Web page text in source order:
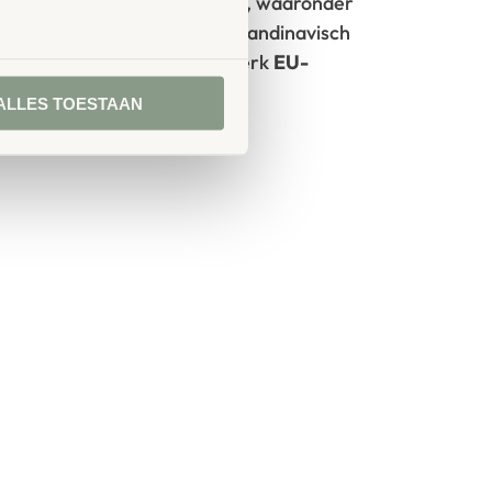
TOESTAAN
-gecertificeerd Scandinavisch
van het milieukeurmerk EU-